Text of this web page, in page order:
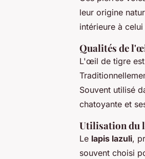
leur origine
intérieure à
Qualités de
L'œil de tigre est
Souvent utilisé
chatoyante et
Utilisation du
Le lapis lazuli,
souvent choisi